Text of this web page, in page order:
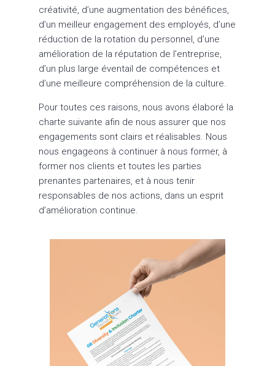
créativité, d’une augmentation des bénéfices,
d’un meilleur engagement des employés, d’une
réduction de la rotation du personnel, d’une
amélioration de la réputation de l’entreprise,
d’un plus large éventail de compétences et
d’une meilleure compréhension de la culture.
Pour toutes ces raisons, nous avons élaboré la
charte suivante afin de nous assurer que nos
engagements sont clairs et réalisables. Nous
nous engageons à continuer à nous former, à
former nos clients et toutes les parties
prenantes partenaires, et à nous tenir
responsables de nos actions, dans un esprit
d’amélioration continue.